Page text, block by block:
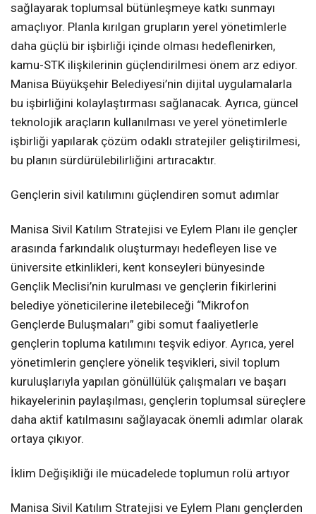
sağlayarak toplumsal bütünleşmeye katkı sunmayı
amaçlıyor. Planla kırılgan grupların yerel yönetimlerle
daha güçlü bir işbirliği içinde olması hedeflenirken,
kamu-STK ilişkilerinin güçlendirilmesi önem arz ediyor.
Manisa Büyükşehir Belediyesi’nin dijital uygulamalarla
bu işbirliğini kolaylaştırması sağlanacak. Ayrıca, güncel
teknolojik araçların kullanılması ve yerel yönetimlerle
işbirliği yapılarak çözüm odaklı stratejiler geliştirilmesi,
bu planın sürdürülebilirliğini artıracaktır.
Gençlerin sivil katılımını güçlendiren somut adımlar
Manisa Sivil Katılım Stratejisi ve Eylem Planı ile gençler
arasında farkındalık oluşturmayı hedefleyen lise ve
üniversite etkinlikleri, kent konseyleri bünyesinde
Gençlik Meclisi’nin kurulması ve gençlerin fikirlerini
belediye yöneticilerine iletebileceği “Mikrofon
Gençlerde Buluşmaları” gibi somut faaliyetlerle
gençlerin topluma katılımını teşvik ediyor. Ayrıca, yerel
yönetimlerin gençlere yönelik teşvikleri, sivil toplum
kuruluşlarıyla yapılan gönüllülük çalışmaları ve başarı
hikayelerinin paylaşılması, gençlerin toplumsal süreçlere
daha aktif katılmasını sağlayacak önemli adımlar olarak
ortaya çıkıyor.
İklim Değişikliği ile mücadelede toplumun rolü artıyor
Manisa Sivil Katılım Stratejisi ve Eylem Planı gençlerden